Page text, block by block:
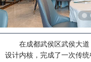
在成都武侯区武侯大道
设计内核，完成了一次传